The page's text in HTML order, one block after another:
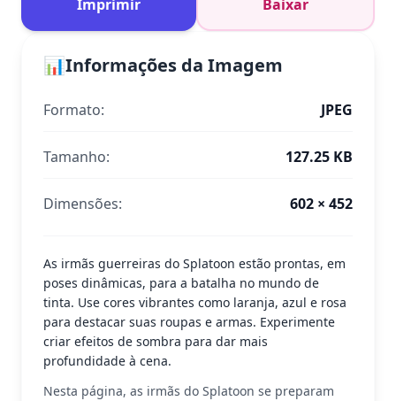
Imprimir Baixar
📊Informações da Imagem
Formato: JPEG
Tamanho: 127.25 KB
Dimensões: 602 × 452
As irmãs guerreiras do Splatoon estão prontas, em
poses dinâmicas, para a batalha no mundo de
tinta. Use cores vibrantes como laranja, azul e rosa
para destacar suas roupas e armas. Experimente
criar efeitos de sombra para dar mais
profundidade à cena.
Nesta página, as irmãs do Splatoon se preparam